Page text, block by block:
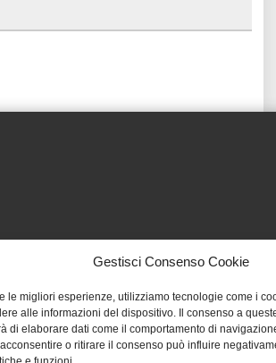
Gestisci Consenso Cookie
le migliori esperienze, utilizziamo tecnologie come i
alle informazioni del dispositivo. Il consenso a
di elaborare dati come il comportamento di
o ritirare il consenso può influire